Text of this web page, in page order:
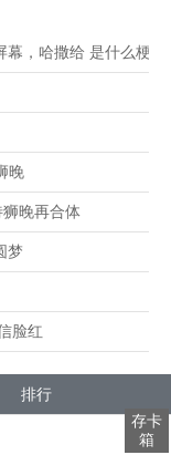
，哈撒给 是什么梗？
晚
狮晚再合体
梦
脸红
排行
存卡
箱